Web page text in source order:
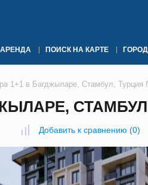
АРЕНДА ПОИСК НА КАРТЕ
1+1 в Багджыларе, Стамбул, Турция
Добавить к сравнению (0)